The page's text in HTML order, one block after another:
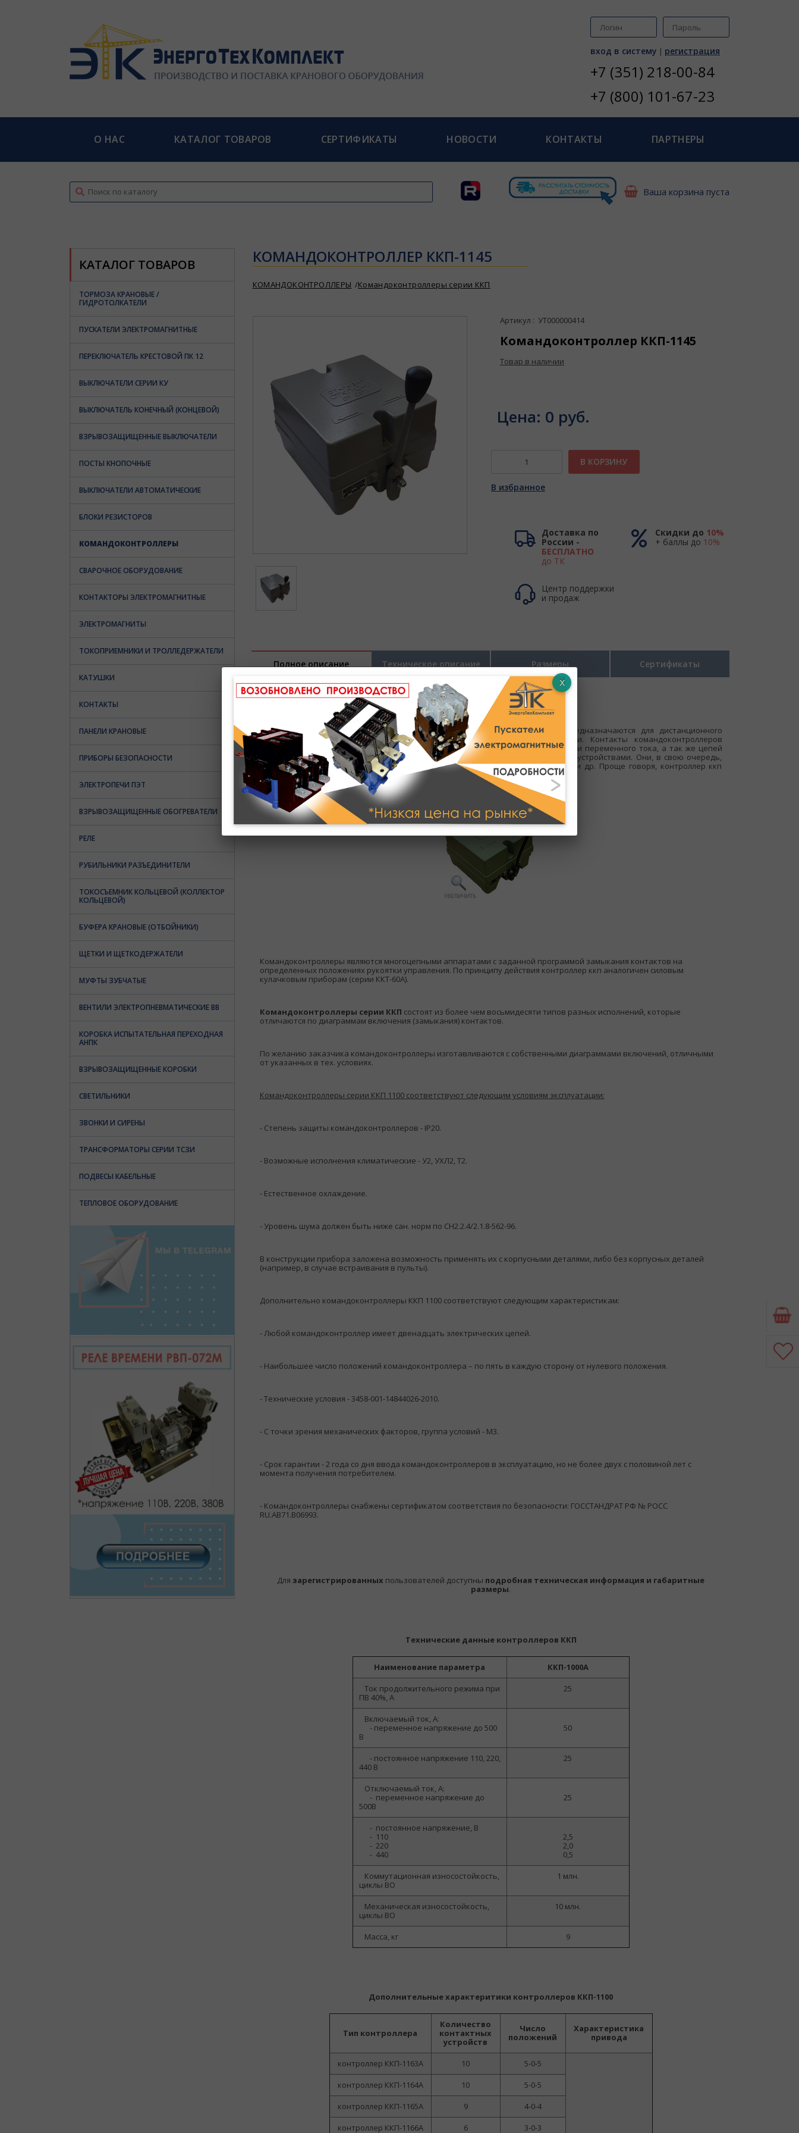
вход в систему | регистрация
+7 (351) 218-00-84
+7 (800) 101-67-23
О НАС КАТАЛОГ ТОВАРОВ СЕРТИФИКАТЫ НОВОСТИ КОНТАКТЫ ПАРТНЕРЫ
Ваша корзина пуста
КАТАЛОГ ТОВАРОВ
ТОРМОЗА КРАНОВЫЕ /
ГИДРОТОЛКАТЕЛИ
ПУСКАТЕЛИ ЭЛЕКТРОМАГНИТНЫЕ
ПЕРЕКЛЮЧАТЕЛЬ КРЕСТОВОЙ ПК 12
ВЫКЛЮЧАТЕЛИ СЕРИИ КУ
ВЫКЛЮЧАТЕЛЬ КОНЕЧНЫЙ (КОНЦЕВОЙ)
ВЗРЫВОЗАЩИЩЕННЫЕ ВЫКЛЮЧАТЕЛИ
ПОСТЫ КНОПОЧНЫЕ
ВЫКЛЮЧАТЕЛИ АВТОМАТИЧЕСКИЕ
БЛОКИ РЕЗИСТОРОВ
КОМАНДОКОНТРОЛЛЕРЫ
СВАРОЧНОЕ ОБОРУДОВАНИЕ
КОНТАКТОРЫ ЭЛЕКТРОМАГНИТНЫЕ
ЭЛЕКТРОМАГНИТЫ
ТОКОПРИЕМНИКИ И ТРОЛЛЕДЕРЖАТЕЛИ
КАТУШКИ
КОНТАКТЫ
ПАНЕЛИ КРАНОВЫЕ
ПРИБОРЫ БЕЗОПАСНОСТИ
ЭЛЕКТРОПЕЧИ ПЭТ
ВЗРЫВОЗАЩИЩЕННЫЕ ОБОГРЕВАТЕЛИ
РЕЛЕ
РУБИЛЬНИКИ РАЗЪЕДИНИТЕЛИ
ТОКОСЪЕМНИК КОЛЬЦЕВОЙ (КОЛЛЕКТОР
КОЛЬЦЕВОЙ)
БУФЕРА КРАНОВЫЕ (ОТБОЙНИКИ)
ЩЕТКИ И ЩЕТКОДЕРЖАТЕЛИ
МУФТЫ ЗУБЧАТЫЕ
ВЕНТИЛИ ЭЛЕКТРОПНЕВМАТИЧЕСКИЕ ВВ
КОРОБКА ИСПЫТАТЕЛЬНАЯ ПЕРЕХОДНАЯ
АНПК
ВЗРЫВОЗАЩИЩЕННЫЕ КОРОБКИ
СВЕТИЛЬНИКИ
ЗВОНКИ И СИРЕНЫ
ТРАНСФОРМАТОРЫ СЕРИИ ТСЗИ
ПОДВЕСЫ КАБЕЛЬНЫЕ
ТЕПЛОВОЕ ОБОРУДОВАНИЕ
КОМАНДОКОНТРОЛЛЕР ККП-1145
КОМАНДОКОНТРОЛЛЕРЫ Командоконтроллеры серии ККП
Артикул : УТ000000414
Командоконтроллер ККП-1145
Товар в наличии
Цена: 0 руб.
В КОРЗИНУ
В избранное
Доставка по
России -
БЕСПЛАТНО
до ТК
Скидки до 10%
+ баллы до 10%
Центр поддержки
и продаж
Полное описание Техническое описание Размеры Сертификаты
Командоконтроллерыявляются аппаратами ручного управления. Они предназначаются для дистанционного
управления крановыми и другими автоматизированными электроприводами. Контакты командоконтроллеров
рассчитаны на коммутацию цепей катушек контакторов и реле постоянного или переменного тока, а так же цепей
управления преобразователями, тиристорными регуляторами и подобными им устройствами. Они, в свою очередь,
влияют на скорость перемещения крана, работу с грейферными установками и др. Проще говоря, контроллер ккп
влияет на изменение мощности крана.
Командоконтроллеры являются многоцепными аппаратами с заданной программой замыкания контактов на
определенных положениях рукоятки управления. По принципу действия контроллер ккп аналогичен силовым
кулачковым приборам (серии ККТ-60А).
Командоконтроллеры серии ККП состоят из более чем восьмидесяти типов разных исполнений, которые
отличаются по диаграммам включения (замыкания) контактов.
По желанию заказчика командоконтроллеры изготавливаются с собственными диаграммами включений, отличными
от указанных в тех. условиях.
Командоконтроллеры серии ККП 1100 соответствуют следующим условиям эксплуатации:
- Степень защиты командоконтроллеров - IP20.
- Возможные исполнения климатические - У2, УХЛ2, Т2.
- Естественное охлаждение.
- Уровень шума должен быть ниже сан. норм по СН2.2.4/2.1.8-562-96.
В конструкции прибора заложена возможность применять их с корпусными деталями, либо без корпусных деталей
(например, в случае встраивания в пульты).
Дополнительно командоконтроллеры ККП 1100 соответствуют следующим характеристикам:
- Любой командоконтроллер имеет двенадцать электрических цепей.
- Наибольшее число положений командоконтроллера – по пять в каждую сторону от нулевого положения.
- Технические условия - 3458-001-14844026-2010.
- С точки зрения механических факторов, группа условий - М3.
- Срок гарантии - 2 года со дня ввода командоконтроллеров в эксплуатацию, но не более двух с половиной лет с
момента получения потребителем.
- Командоконтроллеры снабжены сертификатом соответствия по безопасности: ГОССТАНДРАТ РФ № РОСС
RU.AB71.B06993.
Для зарегистрированных пользователей доступны подробная техническая информация и габаритные
размеры.
Технические данные контроллеров ККП
Наименование параметра
ККП-1000А
Ток продолжительного режима при
ПВ 40%, А
25
Включаемый ток, А:
- переменное напряжение до 500
В
50
- постоянное напряжение 110, 220,
440 В
25
Отключаемый ток, А:
- переменное напряжение до
500В
25
- постоянное напряжение, В
- 110
- 220
- 440
2,5
2,0
0,5
Коммутационная износостойкость,
циклы ВО
1 млн.
Механическая износостойкость,
циклы ВО
10 млн.
Масса, кг 9
Дополнительные характеритики контроллеров ККП-1100
Тип контроллера
Количество
контактных
устройств
Число
положений
Характеристика
привода
контроллер ККП-1163А 10
5-0-5
контроллер ККП-1164А
10
5-0-5
контроллер ККП-1165А
9
4-0-4
контроллер ККП-1166А
6 3-0-3